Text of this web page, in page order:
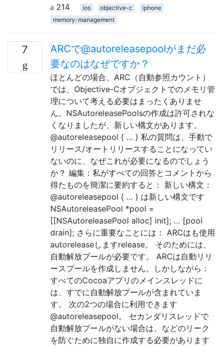
214 ios objective-c
iphone
memory-management
7
ARCで@autoreleasepoolがまだ必
要なのはなぜですか？
ほとんどの場合、ARC（自動参照カウント）
では、Objective-Cオブジェクトでのメモリ管
理について考える必要はまったくありませ
ん。NSAutoreleasePoolsの作成は許可されな
くなりましたが、新しい構文があります。
@autoreleasepool { … } 私の質問は、手動で
リリース/オートリリースすることになってい
ないのに、なぜこれが必要になるのでしょう
か？ 編集：私がすべての回答とコメントから
得たものを簡潔に要約すると： 新しい構文：
@autoreleasepool { … } は新しい構文です
NSAutoreleasePool *pool =
[[NSAutoreleasePool alloc] init]; … [pool
drain]; さらに重要なことには： ARCはも使用
autoreleaseしますrelease。 そのためには、
自動解放プールが必要です。 ARCは自動リリ
ースプールを作成しません。しかしながら：
すべてのCocoaアプリのメインスレッドに
は、すでに自動解放プールが含まれていま
す。 次の2つの場合に利用できます
@autoreleasepool。 セカンダリスレッドで
自動解放プールがない場合は、などのリーク
を防ぐために独自に作成する必要があります